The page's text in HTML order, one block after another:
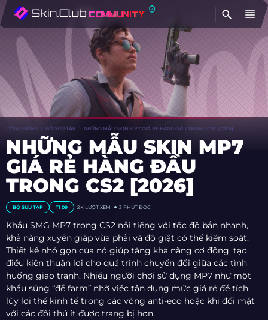
CỘNG ĐỒNG BỘ SƯU TẬP NHỮNG MẪU SKIN MP7 GIÁ RẺ HÀNG ĐẦU TRONG CS2 [2026]
NHỮNG MẪU SKIN MP7
GIÁ RẺ HÀNG ĐẦU
TRONG CS2 [2026]
BỘ SƯU TẬP T1 09 2K LƯỢT XEM 3 PHÚT ĐỌC
Khẩu SMG MP7 trong CS2 nổi tiếng với tốc độ bắn nhanh,
khả năng xuyên giáp vừa phải và độ giật có thể kiểm soát.
Thiết kế nhỏ gọn của nó giúp tăng khả năng cơ động, tạo
điều kiện thuận lợi cho quá trình chuyển đổi giữa các tình
huống giao tranh. Nhiều người chơi sử dụng MP7 như một
khẩu súng “để farm” nhờ việc tận dụng mức giá rẻ để tích
lũy lợi thế kinh tế trong các vòng anti-eco hoặc khi đối mặt
với các đối thủ ít được trang bị hơn.